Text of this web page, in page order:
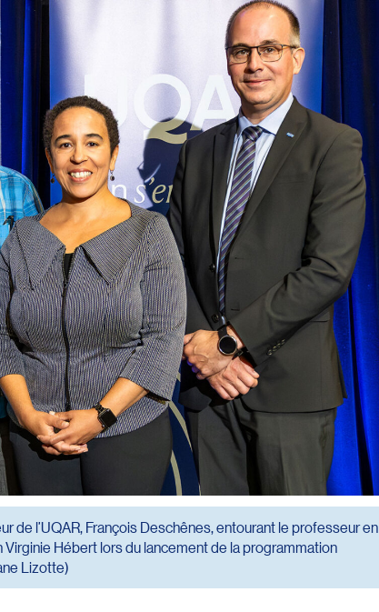
de l’UQAR, François Deschênes, entourant le professeur en
Hébert lors du lancement de la programmation
Lizotte)